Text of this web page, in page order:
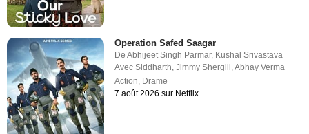
Operation Safed Saagar
DeAbhijeet Singh Parmar, Kushal Srivastava
AvecSiddharth ,Jimmy Shergill ,Abhay Verma
Action Drame
7 août 2026 sur Netflix